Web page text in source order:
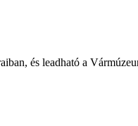
és leadható a